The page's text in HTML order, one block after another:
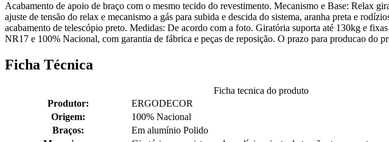
Acabamento de apoio de braço com o mesmo tecido do revestimento. Mecanismo e Base: Relax
ajuste de tensão do relax e mecanismo a gás para subida e descida do sistema, aranha preta e
acabamento de telescópio preto. Medidas: De acordo com a foto. Giratória suporta até 130kg e
NR17 e 100% Nacional, com garantia de fábrica e peças de reposição. O prazo para producao do
Ficha Técnica
Ficha tecnica do produto
Produtor:
ERGODECOR
Origem:
100% Nacional
Braços:
Em alumínio Polido